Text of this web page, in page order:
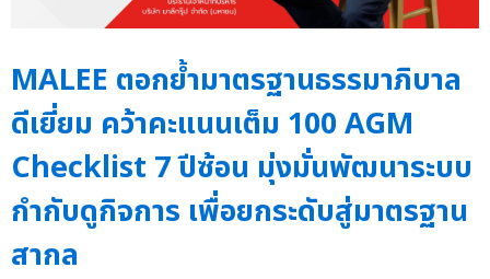
MALEE ตอกย้ำมาตรฐานธรรมาภิบาล
ดีเยี่ยม คว้าคะแนนเต็ม 100 AGM
Checklist 7 ปีซ้อน มุ่งมั่นพัฒนาระบบ
กำกับดูกิจการ เพื่อยกระดับสู่มาตรฐาน
สากล